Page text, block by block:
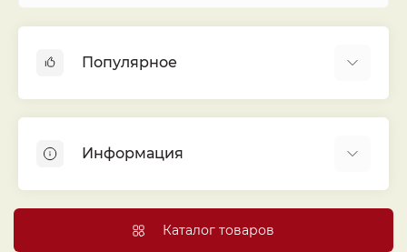
Популярное
Монеты
Банкноты
Листы для монет
Капсулы и холдеры
Информация
Каталог товаров